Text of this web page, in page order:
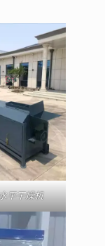
平干燥机